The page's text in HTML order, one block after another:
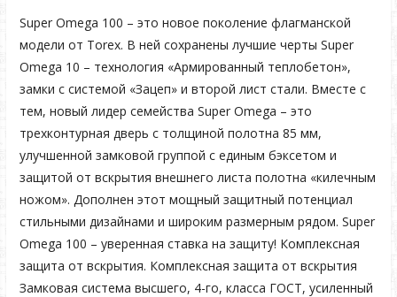
Super Omega 100 – это новое поколение флагманской
модели от Torex. В ней сохранены лучшие черты Super
Omega 10 – технология «Армированный теплобетон»,
замки с системой «Зацеп» и второй лист стали. Вместе с
тем, новый лидер семейства Super Omega – это
трехконтурная дверь с толщиной полотна 85 мм,
улучшенной замковой группой с единым бэксетом и
защитой от вскрытия внешнего листа полотна «килечным
ножом». Дополнен этот мощный защитный потенциал
стильными дизайнами и широким размерным рядом. Super
Omega 100 – уверенная ставка на защиту! Комплексная
защита от вскрытия. Комплексная защита от вскрытия
Замковая система высшего, 4-го, класса ГОСТ, усиленный